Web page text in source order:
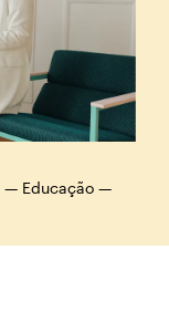
— Educação —